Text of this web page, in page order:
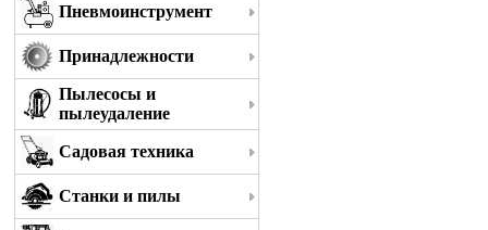
Пневмоинструмент
Принадлежности
Пылесосы и
пылеудаление
Садовая техника
Станки и пилы